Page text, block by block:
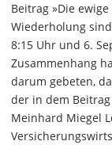
Beitrag »Die
Wiederholung
8:15 Uhr und 6.
Zusammenhang
darum gebeten,
der in dem
Meinhard Miegel